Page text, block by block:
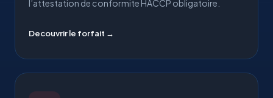
l’attestation de conformite HACCP obligatoire.
Decouvrir le forfait →